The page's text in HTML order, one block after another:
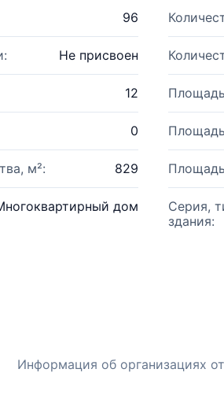
96
Не присвоен
12
0
м²: 829
дом
Серия,
здания:
Информация об организациях